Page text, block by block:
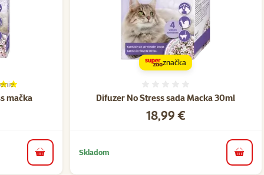
mačka
100%, počet hodnotení: 1
do košíka
Difuzer No Stress sada Macka 30ml
Cena
18,99 €
značka
Skladom do